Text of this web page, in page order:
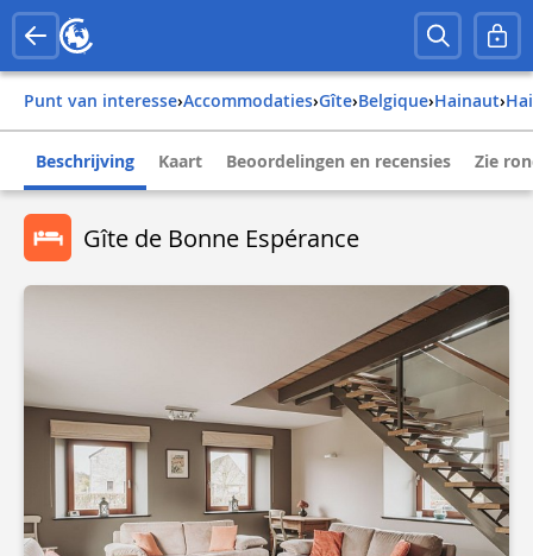
Punt van interesse› Accommodaties› Gîte› belgique› hainaut›
Beschrijving Kaart Beoordelingen en recensies Zie
Gîte de Bonne Espérance